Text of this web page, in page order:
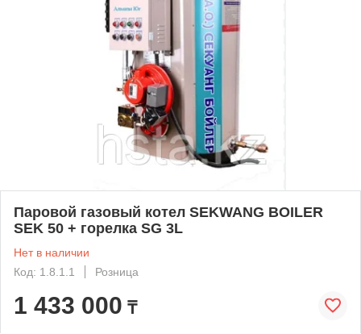
Паровой газовый котел SEKWANG BOILER
SEK 50 + горелка SG 3L
Нет в наличии
Код: 1.8.1.1
Розница
1 433 000 ₸